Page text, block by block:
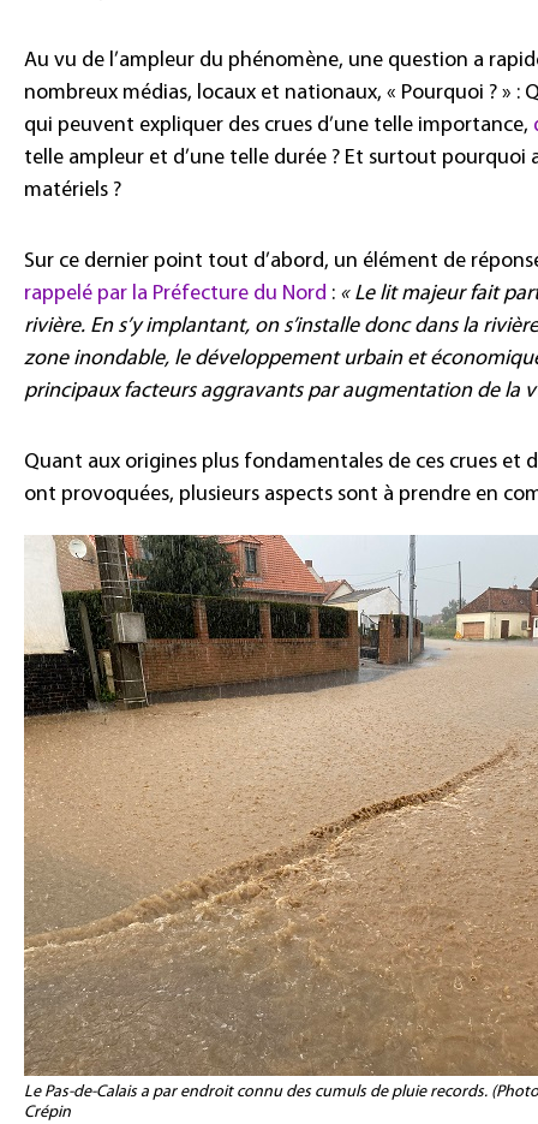
Au vu de l’ampleur du phénomène, une question a
nombreux médias, locaux et nationaux, « Pourquoi ? » :
qui peuvent expliquer des crues d’une telle importance,
telle ampleur et d’une telle durée ? Et surtout pourquoi
matériels ?
Sur ce dernier point tout d’abord, un élément de
rappelé par la Préfecture du Nord : « Le lit majeur fait
rivière. En s’y implantant, on s’installe donc dans la
zone inondable, le développement urbain et
principaux facteurs aggravants par augmentation de la
Quant aux origines plus fondamentales de ces crues et
ont provoquées, plusieurs aspects sont à prendre en
Le Pas-de-Calais a par endroit connu des cumuls de pluie records.
Crépin